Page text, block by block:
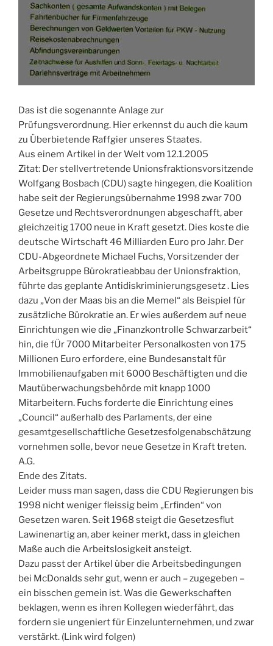
Das ist die sogenannte Anlage zur
Prüfungsverordnung. Hier erkennst du auch die kaum
zu Überbietende Raffgier unseres Staates.
Aus einem Artikel in der Welt vom 12.1.2005
Zitat: Der stellvertretende Unionsfraktionsvorsitzende
Wolfgang Bosbach (CDU) sagte hingegen, die Koalition
habe seit der Regierungsübernahme 1998 zwar 700
Gesetze und Rechtsverordnungen abgeschafft, aber
gleichzeitig 1700 neue in Kraft gesetzt. Dies koste die
deutsche Wirtschaft 46 Milliarden Euro pro Jahr. Der
CDU-Abgeordnete Michael Fuchs, Vorsitzender der
Arbeitsgruppe Bürokratieabbau der Unionsfraktion,
führte das geplante Antidiskriminierungsgesetz . Lies
dazu „Von der Maas bis an die Memel“ als Beispiel für
zusätzliche Bürokratie an. Er wies außerdem auf neue
Einrichtungen wie die „Finanzkontrolle Schwarzarbeit“
hin, die fÜr 7000 Mitarbeiter Personalkosten von 175
Millionen Euro erfordere, eine Bundesanstalt für
Immobilienaufgaben mit 6000 Beschäftigten und die
Mautüberwachungsbehörde mit knapp 1000
Mitarbeitern. Fuchs forderte die Einrichtung eines
„Council“ außerhalb des Parlaments, der eine
gesamtgesellschaftliche Gesetzesfolgenabschätzung
vornehmen solle, bevor neue Gesetze in Kraft treten.
A.G.
Ende des Zitats.
Leider muss man sagen, dass die CDU Regierungen bis
1998 nicht weniger fleissig beim „Erfinden“ von
Gesetzen waren. Seit 1968 steigt die Gesetzesflut
Lawinenartig an, aber keiner merkt, dass in gleichen
Maße auch die Arbeitslosigkeit ansteigt.
Dazu passt der Artikel über die Arbeitsbedingungen
bei McDonalds sehr gut, wenn er auch – zugegeben –
ein bisschen gemein ist. Was die Gewerkschaften
beklagen, wenn es ihren Kollegen wiederfährt, das
fordern sie ungeniert für Einzelunternehmen, und zwar
verstärkt. (Link wird folgen)